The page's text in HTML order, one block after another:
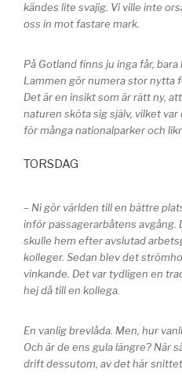
kändes lite svajig. Vi ville inte
oss in mot fastare mark.
På Gotland finns ju inga får,
Lammen gör numera stor nytta
Det är en insikt som är rätt ny,
naturen sköta sig själv, vilket
för många nationalparker och
TORSDAG
– Ni gör världen till en bättre
inför passagerarbåtens avgång.
skulle hem efter avslutad
kolleger. Sedan blev det
vinkande. Det var tydligen en
hej då till en kollega.
En vanlig brevlåda. Men, hur
Och är de ens gula längre? När
drift dessutom, av det här